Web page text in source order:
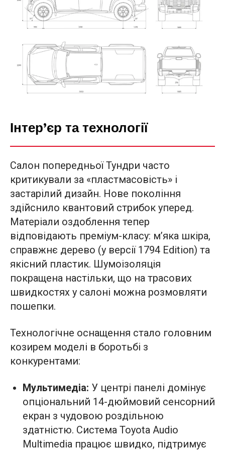
Інтер’єр та технології
Салон попередньої Тундри часто
критикували за «пластмасовість» і
застарілий дизайн. Нове покоління
здійснило квантовий стрибок уперед.
Матеріали оздоблення тепер
відповідають преміум-класу: м’яка шкіра,
справжнє дерево (у версії 1794 Edition) та
якісний пластик. Шумоізоляція
покращена настільки, що на трасових
швидкостях у салоні можна розмовляти
пошепки.
Технологічне оснащення стало головним
козирем моделі в боротьбі з
конкурентами:
Мультимедіа: У центрі панелі домінує
опціональний 14-дюймовий сенсорний
екран з чудовою роздільною
здатністю. Система Toyota Audio
Multimedia працює швидко, підтримує